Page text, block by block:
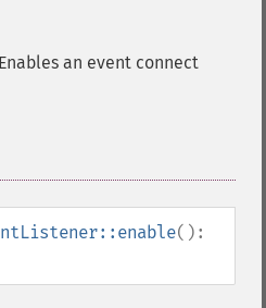
Enables an event connect
():